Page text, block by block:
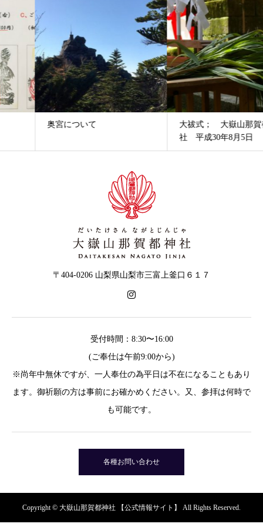
奥宮について
大祓式； 大嶽山那賀都神
社 平成30年8月5日
〒404-0206 山梨県山梨市三富上釜口６１７
受付時間：8:30〜16:00
(ご奉仕は午前9:00から)
※尚年中無休ですが、一人奉仕の為平日は不在になることもあり
ます。御祈願の方は事前にお確かめください。又、参拝は何時で
も可能です。
各種お問い合わせ
Copyright © 大嶽山那賀都神社 【公式情報サイト】 All Rights Reserved.